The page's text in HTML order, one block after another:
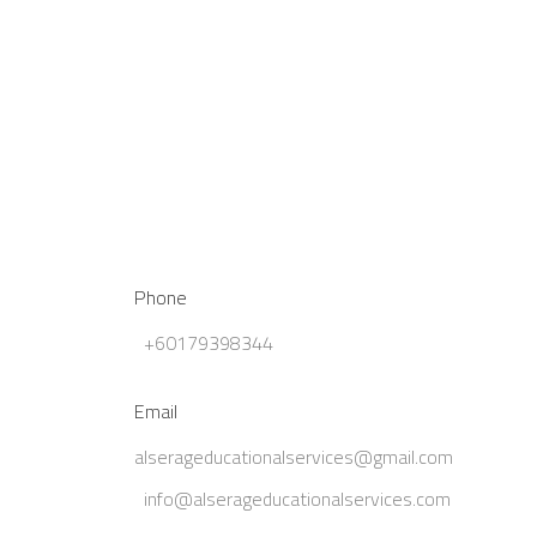
Phone
+60179398344
Email
alserageducationalservices@gmail.com
info@alserageducationalservices.com